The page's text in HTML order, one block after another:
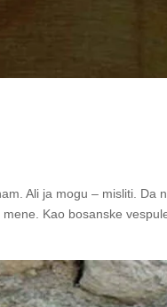
Ali ja mogu – misliti.
Kao bosanske